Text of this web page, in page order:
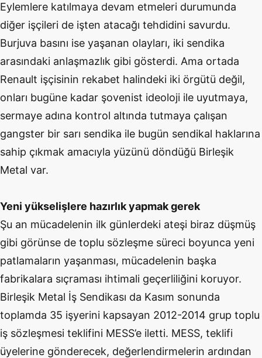
Eylemlere katılmaya devam etmeleri durumunda
diğer işçileri de işten atacağı tehdidini savurdu.
Burjuva basını ise yaşanan olayları, iki sendika
arasındaki anlaşmazlık gibi gösterdi. Ama ortada
Renault işçisinin rekabet halindeki iki örgütü değil,
onları bugüne kadar şovenist ideoloji ile uyutmaya,
sermaye adına kontrol altında tutmaya çalışan
gangster bir sarı sendika ile bugün sendikal haklarına
sahip çıkmak amacıyla yüzünü döndüğü Birleşik
Metal var.
Yeni yükselişlere hazırlık yapmak gerek
Şu an mücadelenin ilk günlerdeki ateşi biraz düşmüş
gibi görünse de toplu sözleşme süreci boyunca yeni
patlamaların yaşanması, mücadelenin başka
fabrikalara sıçraması ihtimali geçerliliğini koruyor.
Birleşik Metal İş Sendikası da Kasım sonunda
toplamda 35 işyerini kapsayan 2012-2014 grup toplu
iş sözleşmesi teklifini MESS’e iletti. MESS, teklifi
üyelerine gönderecek, değerlendirmelerin ardından